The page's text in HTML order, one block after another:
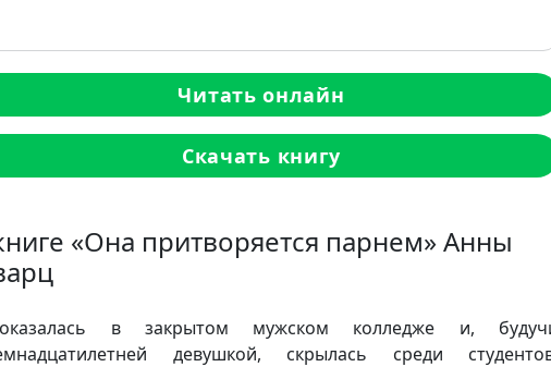
Читать онлайн
Скачать книгу
«Она притворяется парнем» Анны
в закрытом мужском колледже и,
девушкой, скрылась среди